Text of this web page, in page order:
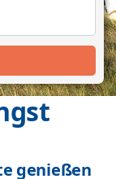
genießen